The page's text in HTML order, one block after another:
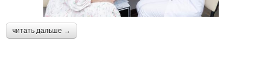
читать дальше →